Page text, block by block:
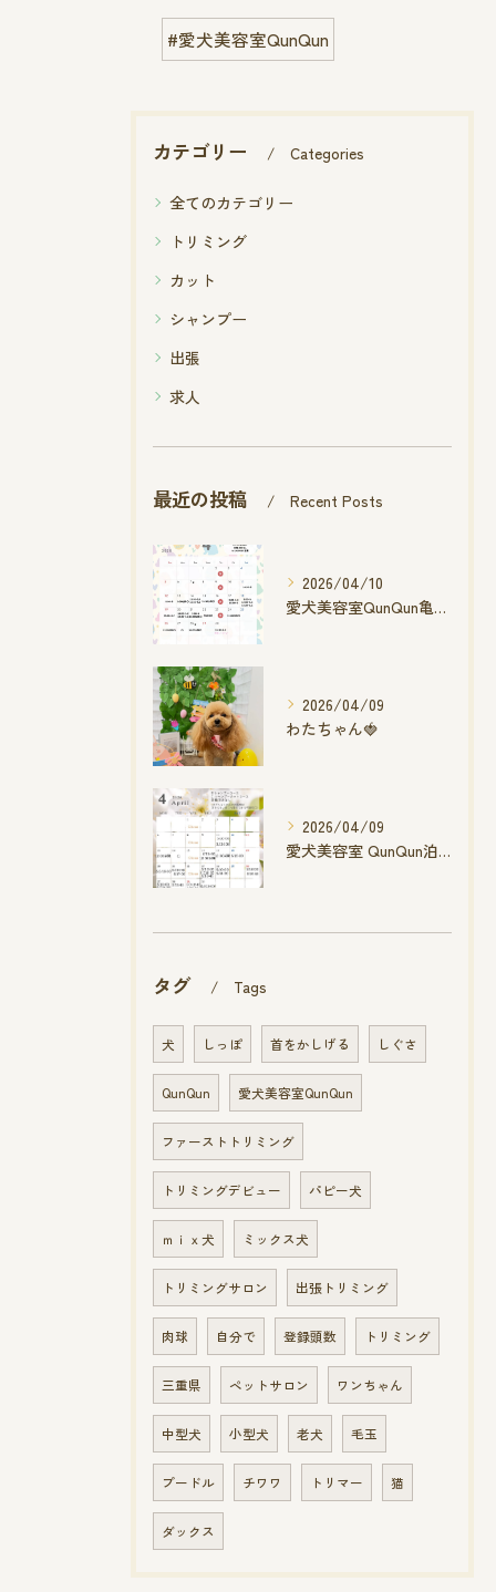
#愛犬美容室QunQun
カテゴリー Categories
全てのカテゴリー
トリミング
カット
シャンプー
出張
求人
最近の投稿 Recent Posts
2026/04/10
愛犬美容室QunQun亀山エコー店
2026/04/09
わたちゃん🍓
2026/04/09
愛犬美容室 QunQun泊店 4月空き状況です
タグ Tags
犬 しっぽ 首をかしげる しぐさ
QunQun 愛犬美容室QunQun
ファーストトリミング
トリミングデビュー パピー犬
ｍｉｘ犬 ミックス犬
トリミングサロン 出張トリミング
肉球 自分で 登録頭数 トリミング
三重県 ペットサロン ワンちゃん
中型犬 小型犬 老犬 毛玉
プードル チワワ トリマー 猫
ダックス